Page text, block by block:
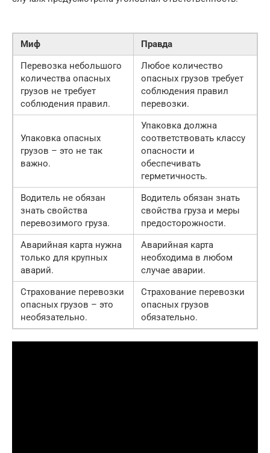
Миф
Правда
Перевозка небольшого
количества опасных
грузов не требует
соблюдения правил.
Любое количество
опасных грузов требует
соблюдения правил
перевозки.
Упаковка опасных
грузов – это не так
важно.
Упаковка должна
соответствовать классу
опасности и
обеспечивать
герметичность.
Водитель не обязан
знать свойства
перевозимого груза.
Водитель обязан знать
свойства груза и меры
предосторожности.
Аварийная карта нужна
только для крупных
аварий.
Аварийная карта
необходима в любом
случае аварии.
Страхование перевозки
опасных грузов – это
необязательно.
Страхование перевозки
опасных грузов
обязательно.